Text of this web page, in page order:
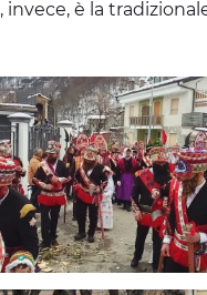
, invece, è la